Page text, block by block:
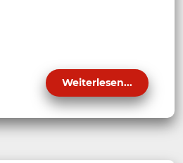
Weiterlesen...